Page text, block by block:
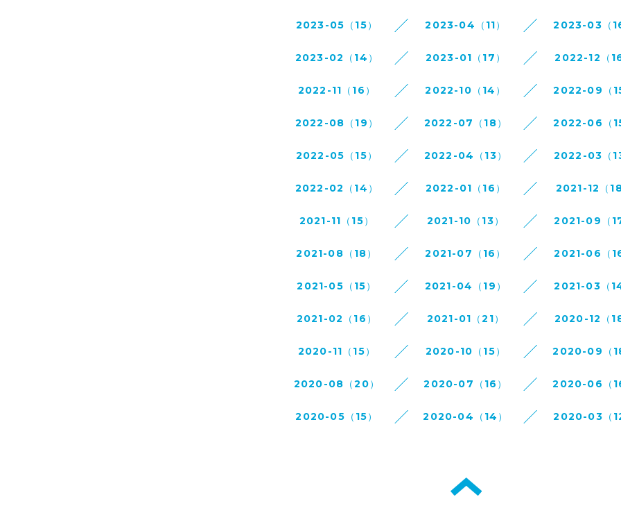
2023-05（15） 2023-04（11） 2023-03（16
2023-02（14） 2023-01（17） 2022-12（16
2022-11（16） 2022-10（14） 2022-09（15
2022-08（19） 2022-07（18） 2022-06（15
2022-05（15） 2022-04（13） 2022-03（13
2022-02（14） 2022-01（16） 2021-12（18
2021-11（15） 2021-10（13） 2021-09（17
2021-08（18） 2021-07（16） 2021-06（16
2021-05（15） 2021-04（19） 2021-03（14
2021-02（16） 2021-01（21） 2020-12（18
2020-11（15） 2020-10（15） 2020-09（
2020-08（20） 2020-07（16） 2020-06（
2020-05（15） 2020-04（14） 2020-03（12